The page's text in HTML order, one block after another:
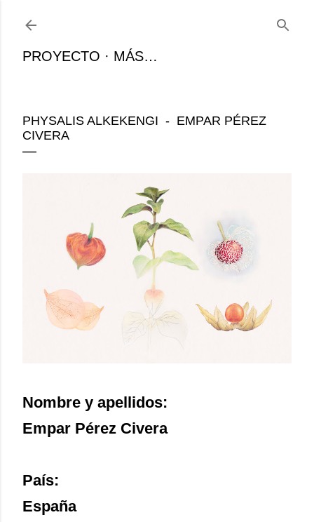
Ir al contenido principal
PROYECTO MÁS…
PHYSALIS ALKEKENGI - EMPAR PÉREZ
CIVERA
Nombre y apellidos:
Empar Pérez Civera
País:
España